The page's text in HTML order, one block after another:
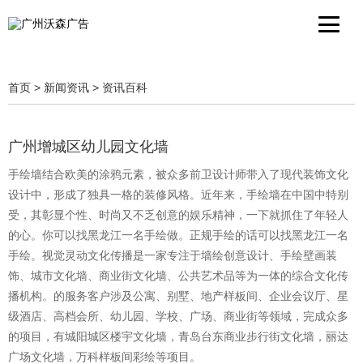
首页 > 新闻资讯 > 资讯百科
广州增城区幼儿园文化墙
手绘墙结合欧美的涂鸦元素，被众多前卫设计师带入了现代装饰文化
设计中，形成了独具一格的装修风格。近年来，手绘墙在中国中特别
受，其彰显个性、时尚又不乏创意的娱乐精神，一下就抓住了年轻人
的心。你可以找黑龙江一名手绘做。正规手绘的话可以找黑龙江一名
手绘。视觉灵动文化传播是一家专注于墙绘创意设计、手绘壁画装
饰、城市文化墙、商业街文化墙、公共艺术品等为一体的综合文化传
播机构。的服务客户涉及公寓、别墅、地产样板间、企业会议厅、星
级酒店、高档会所、幼儿园、学校、广场、商业街等领域，完成众多
的项目，有城阳城区楼宇文化墙，青岛台东商业步行街文化墙，丽达
广场文化墙，万科样板间彩绘等项目。